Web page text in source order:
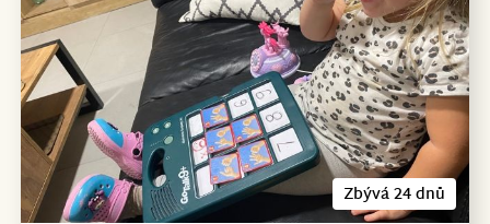
Zbývá 24 dnů